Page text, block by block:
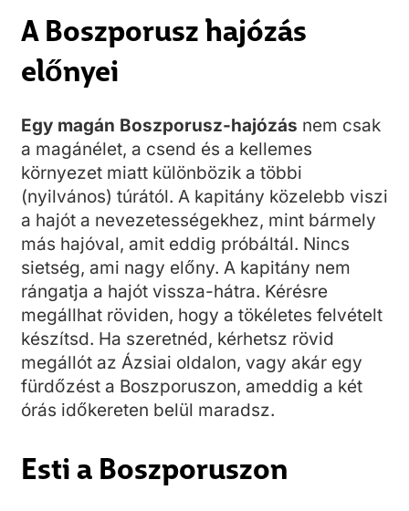
A Boszporusz hajózás
előnyei
Egy magán Boszporusz-hajózás nem csak
a magánélet, a csend és a kellemes
környezet miatt különbözik a többi
(nyilvános) túrától. A kapitány közelebb viszi
a hajót a nevezetességekhez, mint bármely
más hajóval, amit eddig próbáltál. Nincs
sietség, ami nagy előny. A kapitány nem
rángatja a hajót vissza-hátra. Kérésre
megállhat röviden, hogy a tökéletes felvételt
készítsd. Ha szeretnéd, kérhetsz rövid
megállót az Ázsiai oldalon, vagy akár egy
fürdőzést a Boszporuszon, ameddig a két
órás időkereten belül maradsz.
Esti a Boszporuszon